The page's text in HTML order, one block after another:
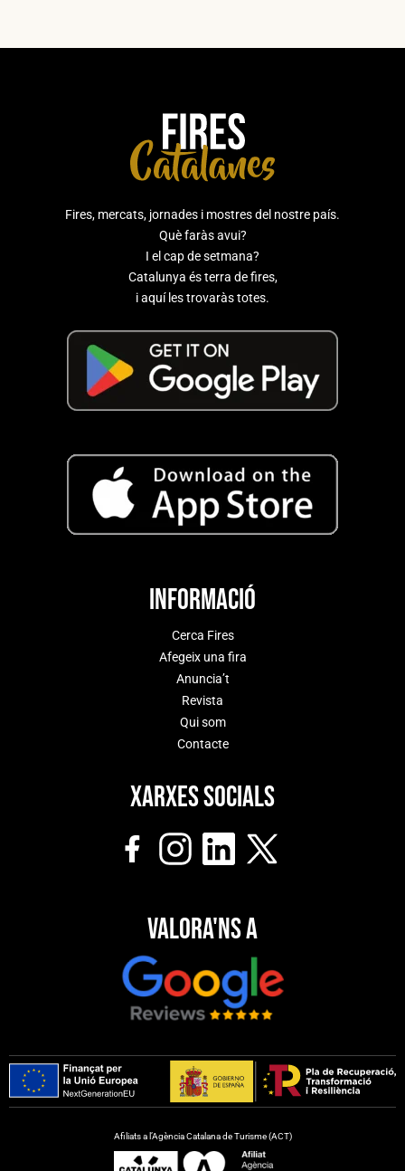
Fires, mercats, jornades i mostres del nostre país.
Què faràs avui?
I el cap de setmana?
Catalunya és terra de fires,
i aquí les trovaràs totes.
Informació
Cerca Fires
Afegeix una fira
Anuncia’t
Revista
Qui som
Contacte
Xarxes socials
Valora'ns a
Afiliats a l’Agència Catalana de Turisme (ACT)